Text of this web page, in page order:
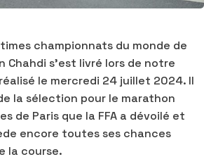
championnats du monde de
Chahdi s'est livré lors de notre
le mercredi 24 juillet 2024. Il
la sélection pour le marathon
de Paris que la FFA a dévoilé et
encore toutes ses chances
la course.